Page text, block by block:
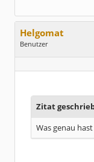
Helgomat
Benutzer
Geschlecht:
keine
Dabei seit:
06 /
Zitat
Was genau